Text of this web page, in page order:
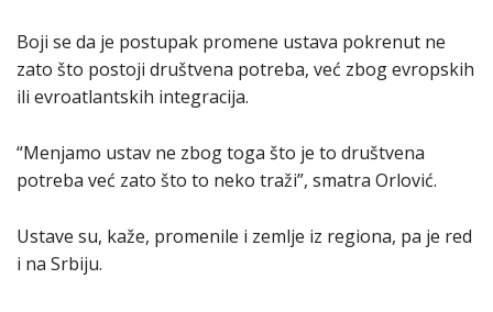
Boji se da je postupak promene ustava pokrenut ne
zato što postoji društvena potreba, već zbog evropskih
ili evroatlantskih integracija.
“Menjamo ustav ne zbog toga što je to društvena
potreba već zato što to neko traži”, smatra Orlović.
Ustave su, kaže, promenile i zemlje iz regiona, pa je red
i na Srbiju.